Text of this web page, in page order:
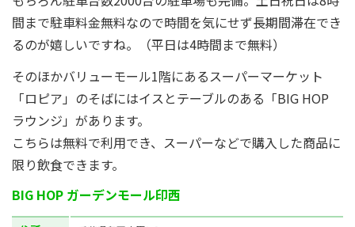
間まで駐車料金無料なので時間を気にせず長期間滞在でき
るのが嬉しいですね。（平日は4時間まで無料）
そのほかバリューモール1階にあるスーパーマーケット
「ロピア」のそばにはイスとテーブルのある「BIG HOP
ラウンジ」があります。
こちらは無料で利用でき、スーパーなどで購入した商品に
限り飲食できます。
BIG HOP ガーデンモール印西